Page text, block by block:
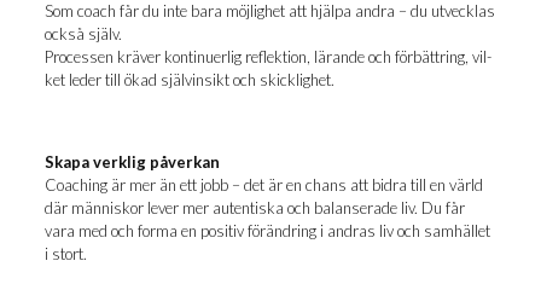
Som coach får du inte bara möj­lig­het att hjäl­pa and­ra – du utveck­las
ock­så själv.
Pro­ces­sen krä­ver kon­ti­nu­er­lig reflek­tion, läran­de och för­bätt­ring, vil­
ket leder till ökad självin­sikt och skicklighet.
Ska­pa verk­lig påverkan
Coaching är mer än ett jobb – det är en chans att bidra till en värld
där män­ni­skor lever mer auten­tis­ka och balan­se­ra­de liv. Du får
vara med och for­ma en posi­tiv för­änd­ring i and­ras liv och sam­häl­let
i stort.